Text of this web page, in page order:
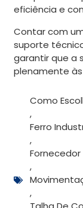
eficiência e
Contar com
suporte
garantir que a
plenamente
Como
,
Ferro
,
Fornecedor
,
,